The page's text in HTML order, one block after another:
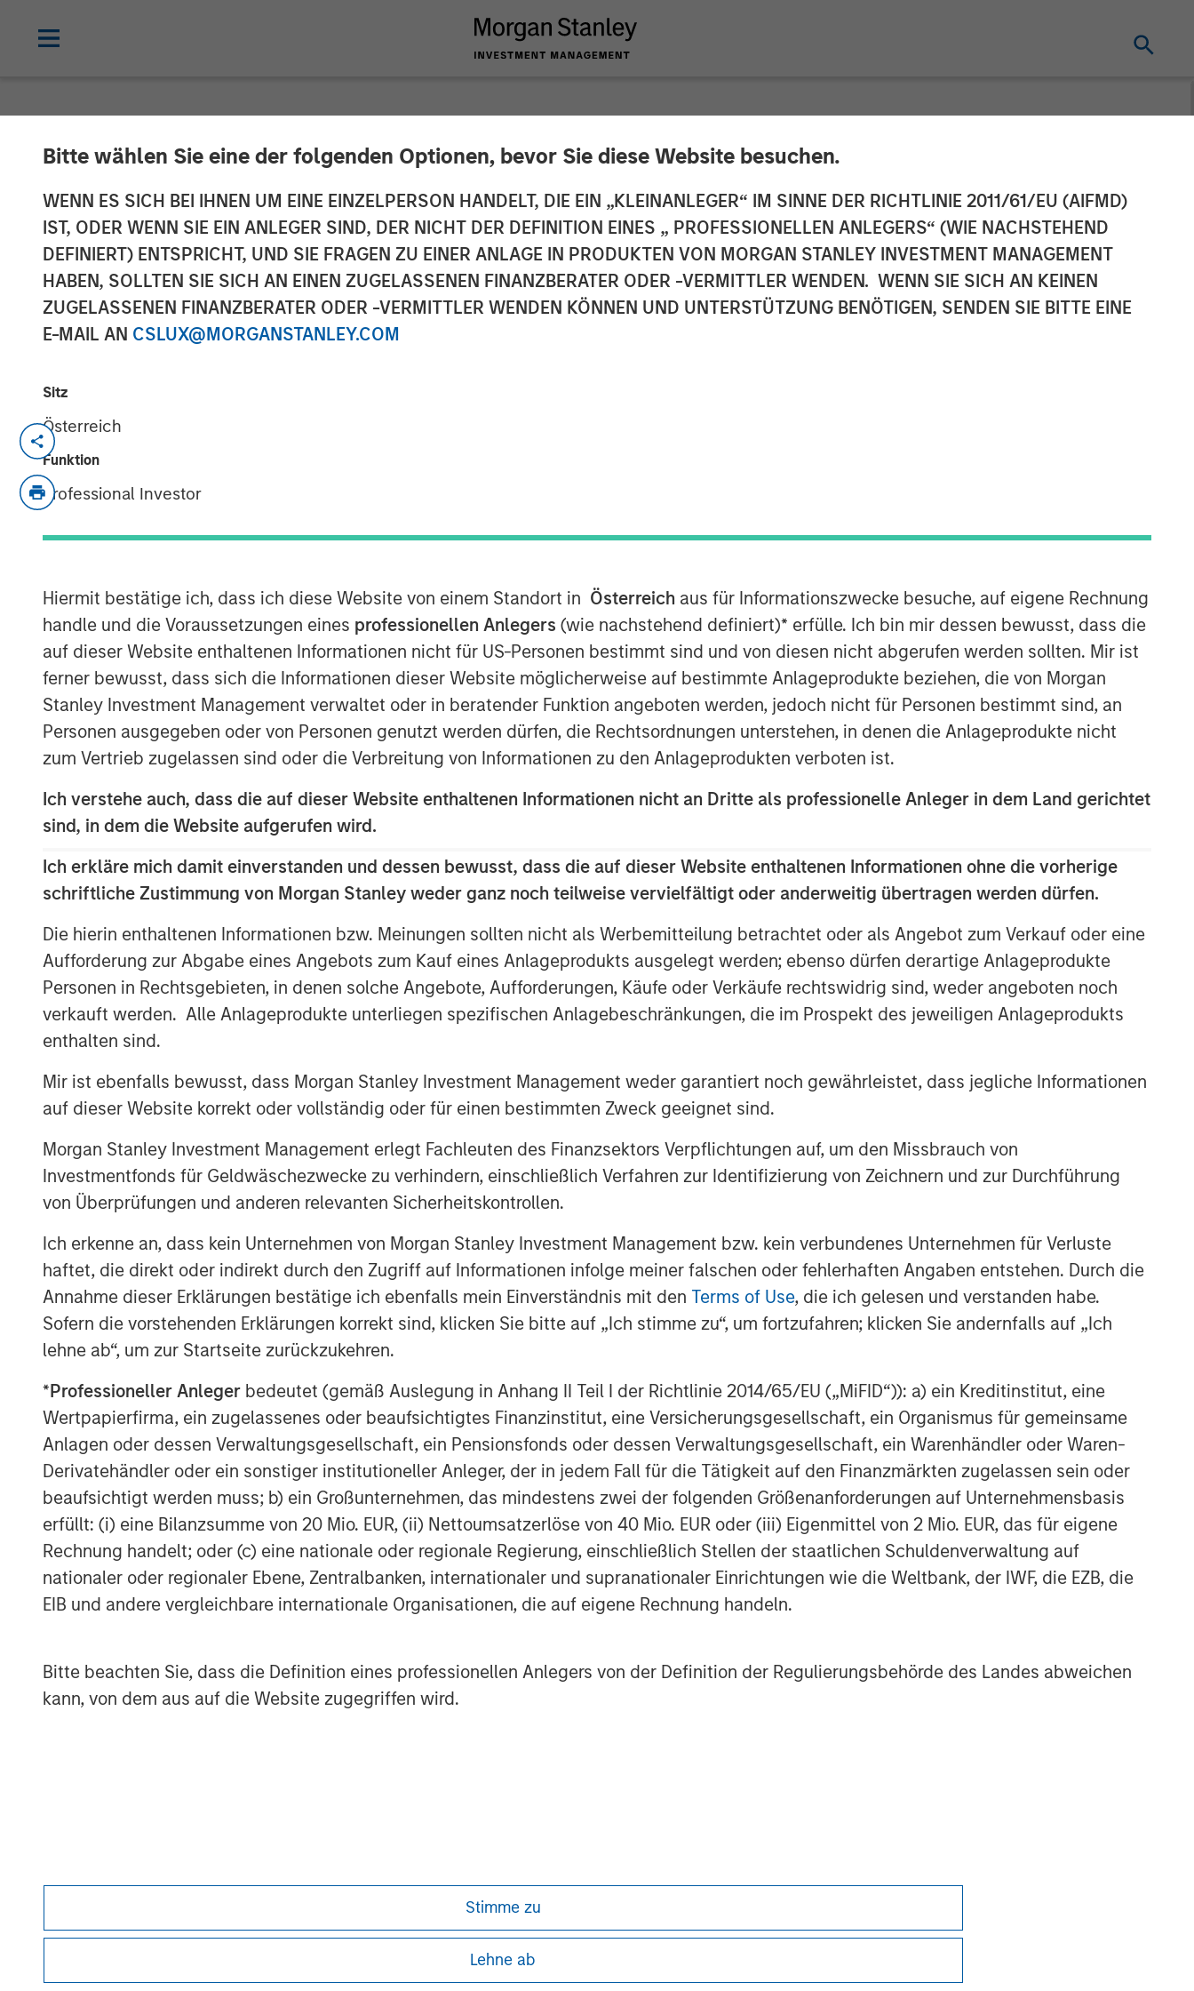
Bitte wählen Sie eine der folgenden Optionen, bevor Sie diese Website besuchen.
WENN ES SICH BEI IHNEN UM EINE EINZELPERSON HANDELT, DIE EIN „KLEINANLEGER“ IM SINNE DER RICHTLINIE 2011/61/EU (AIFMD)
IST, ODER WENN SIE EIN ANLEGER SIND, DER NICHT DER DEFINITION EINES „ PROFESSIONELLEN ANLEGERS“ (WIE NACHSTEHEND
DEFINIERT) ENTSPRICHT, UND SIE FRAGEN ZU EINER ANLAGE IN PRODUKTEN VON MORGAN STANLEY INVESTMENT MANAGEMENT
HABEN, SOLLTEN SIE SICH AN EINEN ZUGELASSENEN FINANZBERATER ODER -VERMITTLER WENDEN. WENN SIE SICH AN KEINEN
ZUGELASSENEN FINANZBERATER ODER -VERMITTLER WENDEN KÖNNEN UND UNTERSTÜTZUNG BENÖTIGEN, SENDEN SIE BITTE EINE
E-MAIL AN CSLUX@MORGANSTANLEY.COM
Sitz
Österreich
Funktion
Professional Investor
Hiermit bestätige ich, dass ich diese Website von einem Standort in Österreich aus für Informationszwecke besuche, auf eigene Rechnung
handle und die Voraussetzungen eines professionellen Anlegers (wie nachstehend definiert)* erfülle. Ich bin mir dessen bewusst, dass die
auf dieser Website enthaltenen Informationen nicht für US-Personen bestimmt sind und von diesen nicht abgerufen werden sollten. Mir ist
ferner bewusst, dass sich die Informationen dieser Website möglicherweise auf bestimmte Anlageprodukte beziehen, die von Morgan
Stanley Investment Management verwaltet oder in beratender Funktion angeboten werden, jedoch nicht für Personen bestimmt sind, an
Personen ausgegeben oder von Personen genutzt werden dürfen, die Rechtsordnungen unterstehen, in denen die Anlageprodukte nicht
zum Vertrieb zugelassen sind oder die Verbreitung von Informationen zu den Anlageprodukten verboten ist.
Ich verstehe auch, dass die auf dieser Website enthaltenen Informationen nicht an Dritte als professionelle Anleger in dem Land gerichtet
sind, in dem die Website aufgerufen wird.
Ich erkläre mich damit einverstanden und dessen bewusst, dass die auf dieser Website enthaltenen Informationen ohne die vorherige
schriftliche Zustimmung von Morgan Stanley weder ganz noch teilweise vervielfältigt oder anderweitig übertragen werden dürfen.
Die hierin enthaltenen Informationen bzw. Meinungen sollten nicht als Werbemitteilung betrachtet oder als Angebot zum Verkauf oder eine
Aufforderung zur Abgabe eines Angebots zum Kauf eines Anlageprodukts ausgelegt werden; ebenso dürfen derartige Anlageprodukte
Personen in Rechtsgebieten, in denen solche Angebote, Aufforderungen, Käufe oder Verkäufe rechtswidrig sind, weder angeboten noch
verkauft werden. Alle Anlageprodukte unterliegen spezifischen Anlagebeschränkungen, die im Prospekt des jeweiligen Anlageprodukts
enthalten sind.
Mir ist ebenfalls bewusst, dass Morgan Stanley Investment Management weder garantiert noch gewährleistet, dass jegliche Informationen
auf dieser Website korrekt oder vollständig oder für einen bestimmten Zweck geeignet sind.
Morgan Stanley Investment Management erlegt Fachleuten des Finanzsektors Verpflichtungen auf, um den Missbrauch von
Investmentfonds für Geldwäschezwecke zu verhindern, einschließlich Verfahren zur Identifizierung von Zeichnern und zur Durchführung
von Überprüfungen und anderen relevanten Sicherheitskontrollen.
Ich erkenne an, dass kein Unternehmen von Morgan Stanley Investment Management bzw. kein verbundenes Unternehmen für Verluste
haftet, die direkt oder indirekt durch den Zugriff auf Informationen infolge meiner falschen oder fehlerhaften Angaben entstehen. Durch die
Annahme dieser Erklärungen bestätige ich ebenfalls mein Einverständnis mit den Terms of Use, die ich gelesen und verstanden habe.
Sofern die vorstehenden Erklärungen korrekt sind, klicken Sie bitte auf „Ich stimme zu“, um fortzufahren; klicken Sie andernfalls auf „Ich
lehne ab“, um zur Startseite zurückzukehren.
*Professioneller Anleger bedeutet (gemäß Auslegung in Anhang II Teil I der Richtlinie 2014/65/EU („MiFID“)): a) ein Kreditinstitut, eine
Wertpapierfirma, ein zugelassenes oder beaufsichtigtes Finanzinstitut, eine Versicherungsgesellschaft, ein Organismus für gemeinsame
Anlagen oder dessen Verwaltungsgesellschaft, ein Pensionsfonds oder dessen Verwaltungsgesellschaft, ein Warenhändler oder Waren-
Derivatehändler oder ein sonstiger institutioneller Anleger, der in jedem Fall für die Tätigkeit auf den Finanzmärkten zugelassen sein oder
beaufsichtigt werden muss; b) ein Großunternehmen, das mindestens zwei der folgenden Größenanforderungen auf Unternehmensbasis
erfüllt: (i) eine Bilanzsumme von 20 Mio. EUR, (ii) Nettoumsatzerlöse von 40 Mio. EUR oder (iii) Eigenmittel von 2 Mio. EUR, das für eigene
Rechnung handelt; oder (c) eine nationale oder regionale Regierung, einschließlich Stellen der staatlichen Schuldenverwaltung auf
nationaler oder regionaler Ebene, Zentralbanken, internationaler und supranationaler Einrichtungen wie die Weltbank, der IWF, die EZB, die
EIB und andere vergleichbare internationale Organisationen, die auf eigene Rechnung handeln.
Bitte beachten Sie, dass die Definition eines professionellen Anlegers von der Definition der Regulierungsbehörde des Landes abweichen
kann, von dem aus auf die Website zugegriffen wird.
Stimme zu
Lehne ab
Morgan Stanley Infrastructure Announces Sale of
Its Interest in SAESA Group
08 NOVEMBER 2011
NEW YORK — Nov 8, 2011
platform of Morgan Stanley (NYSE: MS), announced today that Morgan Stanley
sold its 50 percent interest in SAESA Group (SAESA), a Chilean electricity
Management Corporation (AIMCo) of Canada on behalf of its clients, for an
undisclosed amount.
SAESA Group is the second-largest electricity distributor in Chile and is the
main provider in the southern regions of the country. The company serves
713,000 customers, operates over 53,500 kilometers of transmission and
distribution lines, and owns and operates in excess of 190 megawatts of wind,
hydro, diesel and gas electric-generating capacity. SAESA is comprised of four
associated with three of the distribution companies, a regulated generation
business and an energy wholesaler.
MSIP acquired SAESA in July 2008 with Ontario Teachers’ Pension Plan
(Teachers’). Under the agreement, MSIP and Teachers’ each owned 50 percent
of the company. Following the sale, Teachers’ will retain its 50 percent interest
in SAESA.
“Our investment thesis for SAESA has been proven out, as we worked with the
management team to implement operational changes and make additional
investments that should allow SAESA to continue its strong growth,” said Sadek
Wahba, Global Head of MSI and Chief Investment Officer of MSIP. “Ontario
percent interest, we believe SAESA is well positioned for future growth and
continued success.”
About Morgan Stanley Infrastructure
is an infrastructure investment and management platform with $4 billion under
management that focuses on assets providing essential public goods and
services to societies across the globe. MSI employs a disciplined process to
invest in diverse assets, with an investment scope that covers 11 sectors in eight
countries across four continents. With offices in North America, Europe and
infrastructure-related sectors such as transport, energy & utilities,
communications, and social infrastructure. For further information, please visit
www.morganstanley.com/im/infrastructurepartners.
About Morgan Stanley
Morgan Stanley is a leading global financial services firm providing a wide
range of investment banking, securities, investment management and wealth
management services. The Firm's employees serve clients worldwide including
visitwww.morganstanley.com.
seeks to create value through active
asset management and operational
improvements.
Morgan Stanley Careers